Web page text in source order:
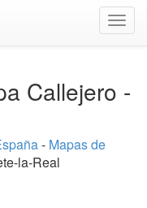
Callejero -
- Mapas de
la-Real